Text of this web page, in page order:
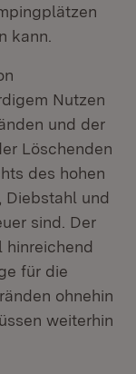
kann.
Nutzen
und der
Löschenden
des hohen
Diebstahl und
sind. Der
für die
ohnehin
weiterhin